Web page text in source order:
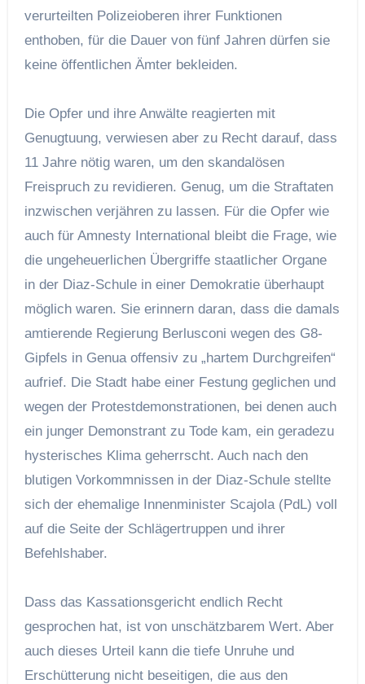
verurteilten Polizeioberen ihrer Funktionen
enthoben, für die Dauer von fünf Jahren dürfen sie
keine öffentlichen Ämter bekleiden.
Die Opfer und ihre Anwälte reagierten mit
Genugtuung, verwiesen aber zu Recht darauf, dass
11 Jahre nötig waren, um den skandalösen
Freispruch zu revidieren. Genug, um die Straftaten
inzwischen verjähren zu lassen. Für die Opfer wie
auch für Amnesty International bleibt die Frage, wie
die ungeheuerlichen Übergriffe staatlicher Organe
in der Diaz-Schule in einer Demokratie überhaupt
möglich waren. Sie erinnern daran, dass die damals
amtierende Regierung Berlusconi wegen des G8-
Gipfels in Genua offensiv zu „hartem Durchgreifen“
aufrief. Die Stadt habe einer Festung geglichen und
wegen der Protestdemonstrationen, bei denen auch
ein junger Demonstrant zu Tode kam, ein geradezu
hysterisches Klima geherrscht. Auch nach den
blutigen Vorkommnissen in der Diaz-Schule stellte
sich der ehemalige Innenminister Scajola (PdL) voll
auf die Seite der Schlägertruppen und ihrer
Befehlshaber.
Dass das Kassationsgericht endlich Recht
gesprochen hat, ist von unschätzbarem Wert. Aber
auch dieses Urteil kann die tiefe Unruhe und
Erschütterung nicht beseitigen, die aus den